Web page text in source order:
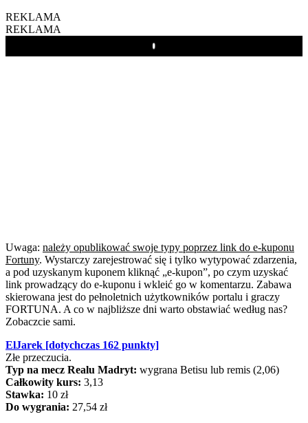
REKLAMA
REKLAMA
Play
Uwaga: należy opublikować swoje typy poprzez link do e-kuponu
Fortuny. Wystarczy zarejestrować się i tylko wytypować zdarzenia,
a pod uzyskanym kuponem kliknąć „e-kupon”, po czym uzyskać
link prowadzący do e-kuponu i wkleić go w komentarzu. Zabawa
skierowana jest do pełnoletnich użytkowników portalu i graczy
FORTUNA. A co w najbliższe dni warto obstawiać według nas?
Zobaczcie sami.
ElJarek [dotychczas 162 punkty]
Złe przeczucia.
Typ na mecz Realu Madryt: wygrana Betisu lub remis (2,06)
Całkowity kurs: 3,13
Stawka: 10 zł
Do wygrania: 27,54 zł